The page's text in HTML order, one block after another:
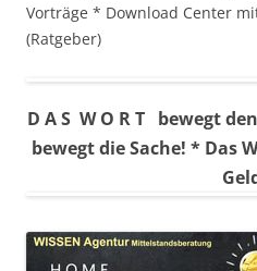
Vorträge * Download Center
(Ratgeber)
D A S W O R T bewegt
bewegt die Sache! * Das